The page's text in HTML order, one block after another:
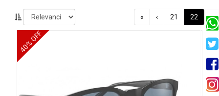
« ‹ 21 22
40% OFF